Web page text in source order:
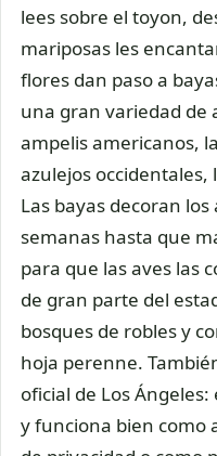
lees sobre el toyon,
mariposas les
flores dan paso a
una gran variedad de
ampelis americanos,
azulejos occidentales,
Las bayas decoran
semanas hasta que
para que las aves las
de gran parte del
bosques de robles y
hoja perenne.
oficial de Los
y funciona bien como